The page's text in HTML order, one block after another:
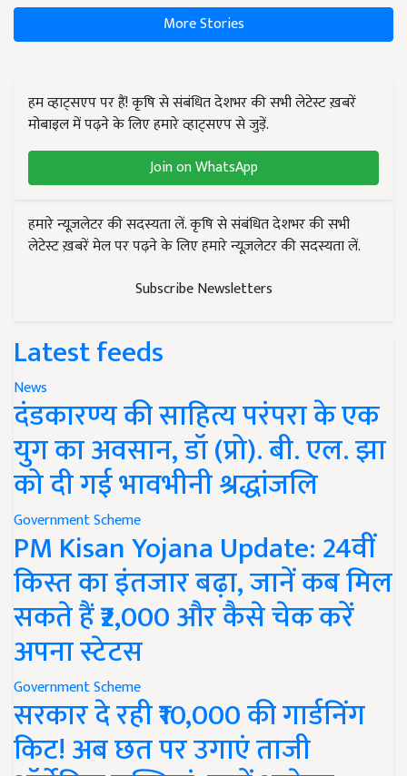
More Stories
हम व्हाट्सएप पर हैं! कृषि से संबंधित देशभर की सभी लेटेस्ट ख़बरें
मोबाइल में पढ़ने के लिए हमारे व्हाट्सएप से जुड़ें.
Join on WhatsApp
हमारे न्यूज़लेटर की सदस्यता लें. कृषि से संबंधित देशभर की सभी
लेटेस्ट ख़बरें मेल पर पढ़ने के लिए हमारे न्यूज़लेटर की सदस्यता लें.
Subscribe Newsletters
Latest feeds
News
दंडकारण्य की साहित्य परंपरा के एक
युग का अवसान, डॉ (प्रो). बी. एल. झा
को दी गई भावभीनी श्रद्धांजलि
Government Scheme
PM Kisan Yojana Update: 24वीं
किस्त का इंतजार बढ़ा, जानें कब मिल
सकते हैं ₹2,000 और कैसे चेक करें
अपना स्टेटस
Government Scheme
सरकार दे रही ₹10,000 की गार्डनिंग
किट! अब छत पर उगाएं ताजी